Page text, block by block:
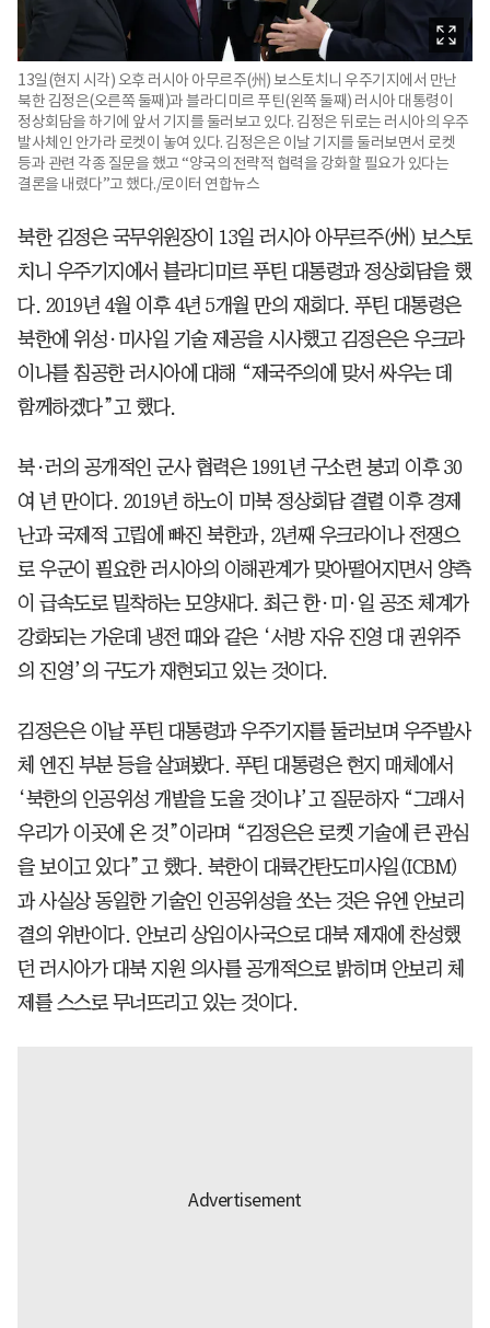
13일(현지 시각) 오후 러시아 아무르주(州) 보스토치니 우주기지에서 만난
북한 김정은(오른쪽 둘째)과 블라디미르 푸틴(왼쪽 둘째) 러시아 대통령이
정상회담을 하기에 앞서 기지를 둘러보고 있다. 김정은 뒤로는 러시아의 우주
발사체인 안가라 로켓이 놓여 있다. 김정은은 이날 기지를 둘러보면서 로켓
등과 관련 각종 질문을 했고 “양국의 전략적 협력을 강화할 필요가 있다는
결론을 내렸다”고 했다./로이터 연합뉴스
북한 김정은 국무위원장이 13일 러시아 아무르주(州) 보스토
치니 우주기지에서 블라디미르 푸틴 대통령과 정상회담을 했
다. 2019년 4월 이후 4년 5개월 만의 재회다. 푸틴 대통령은
북한에 위성·미사일 기술 제공을 시사했고 김정은은 우크라
이나를 침공한 러시아에 대해 “제국주의에 맞서 싸우는 데
함께하겠다”고 했다.
북·러의 공개적인 군사 협력은 1991년 구소련 붕괴 이후 30
여 년 만이다. 2019년 하노이 미북 정상회담 결렬 이후 경제
난과 국제적 고립에 빠진 북한과, 2년째 우크라이나 전쟁으
로 우군이 필요한 러시아의 이해관계가 맞아떨어지면서 양측
이 급속도로 밀착하는 모양새다. 최근 한·미·일 공조 체계가
강화되는 가운데 냉전 때와 같은 ‘서방 자유 진영 대 권위주
의 진영’의 구도가 재현되고 있는 것이다.
김정은은 이날 푸틴 대통령과 우주기지를 둘러보며 우주발사
체 엔진 부분 등을 살펴봤다. 푸틴 대통령은 현지 매체에서
‘북한의 인공위성 개발을 도울 것이냐’고 질문하자 “그래서
우리가 이곳에 온 것”이라며 “김정은은 로켓 기술에 큰 관심
을 보이고 있다”고 했다. 북한이 대륙간탄도미사일(ICBM)
과 사실상 동일한 기술인 인공위성을 쏘는 것은 유엔 안보리
결의 위반이다. 안보리 상임이사국으로 대북 제재에 찬성했
던 러시아가 대북 지원 의사를 공개적으로 밝히며 안보리 체
제를 스스로 무너뜨리고 있는 것이다.